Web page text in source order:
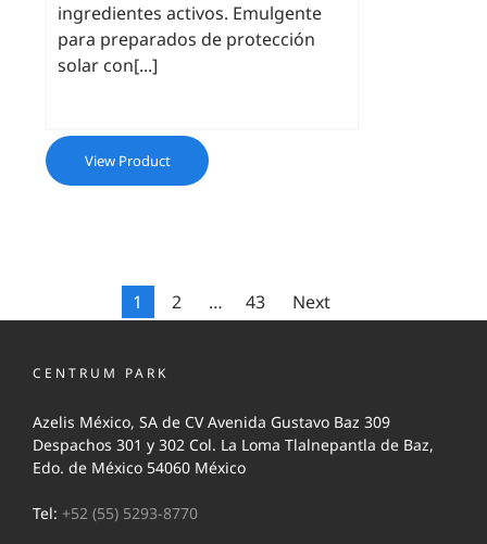
ingredientes activos. Emulgente
para preparados de protección
solar con[...]
View Product
1 2 … 43 Next
CENTRUM PARK
Azelis México, SA de CV Avenida Gustavo Baz 309
Despachos 301 y 302 Col. La Loma Tlalnepantla de Baz,
Edo. de México 54060 México
Tel: +52 (55) 5293-8770